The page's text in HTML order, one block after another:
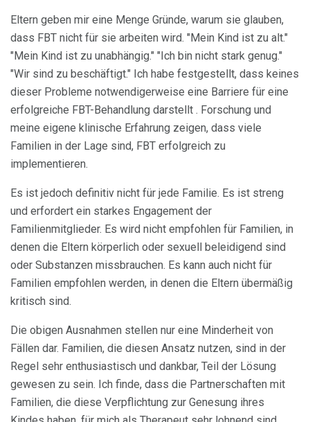
Eltern geben mir eine Menge Gründe, warum sie glauben,
dass FBT nicht für sie arbeiten wird. "Mein Kind ist zu alt."
"Mein Kind ist zu unabhängig." "Ich bin nicht stark genug."
"Wir sind zu beschäftigt." Ich habe festgestellt, dass keines
dieser Probleme notwendigerweise eine Barriere für eine
erfolgreiche FBT-Behandlung darstellt . Forschung und
meine eigene klinische Erfahrung zeigen, dass viele
Familien in der Lage sind, FBT erfolgreich zu
implementieren.
Es ist jedoch definitiv nicht für jede Familie. Es ist streng
und erfordert ein starkes Engagement der
Familienmitglieder. Es wird nicht empfohlen für Familien, in
denen die Eltern körperlich oder sexuell beleidigend sind
oder Substanzen missbrauchen. Es kann auch nicht für
Familien empfohlen werden, in denen die Eltern übermäßig
kritisch sind.
Die obigen Ausnahmen stellen nur eine Minderheit von
Fällen dar. Familien, die diesen Ansatz nutzen, sind in der
Regel sehr enthusiastisch und dankbar, Teil der Lösung
gewesen zu sein. Ich finde, dass die Partnerschaften mit
Familien, die diese Verpflichtung zur Genesung ihres